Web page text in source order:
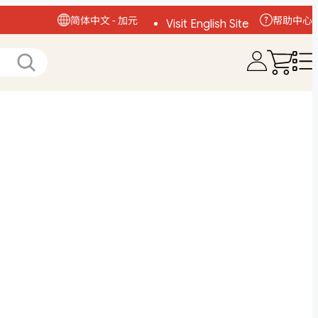
简体中文 - 加元
Visit English Site
帮助中心